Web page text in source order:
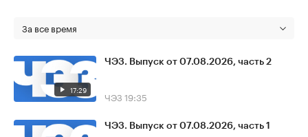
За все время
17:29
ЧЭЗ. Выпуск от 07.08.2026, часть 2
ЧЭЗ 19:35
ЧЭЗ. Выпуск от 07.08.2026, часть 1